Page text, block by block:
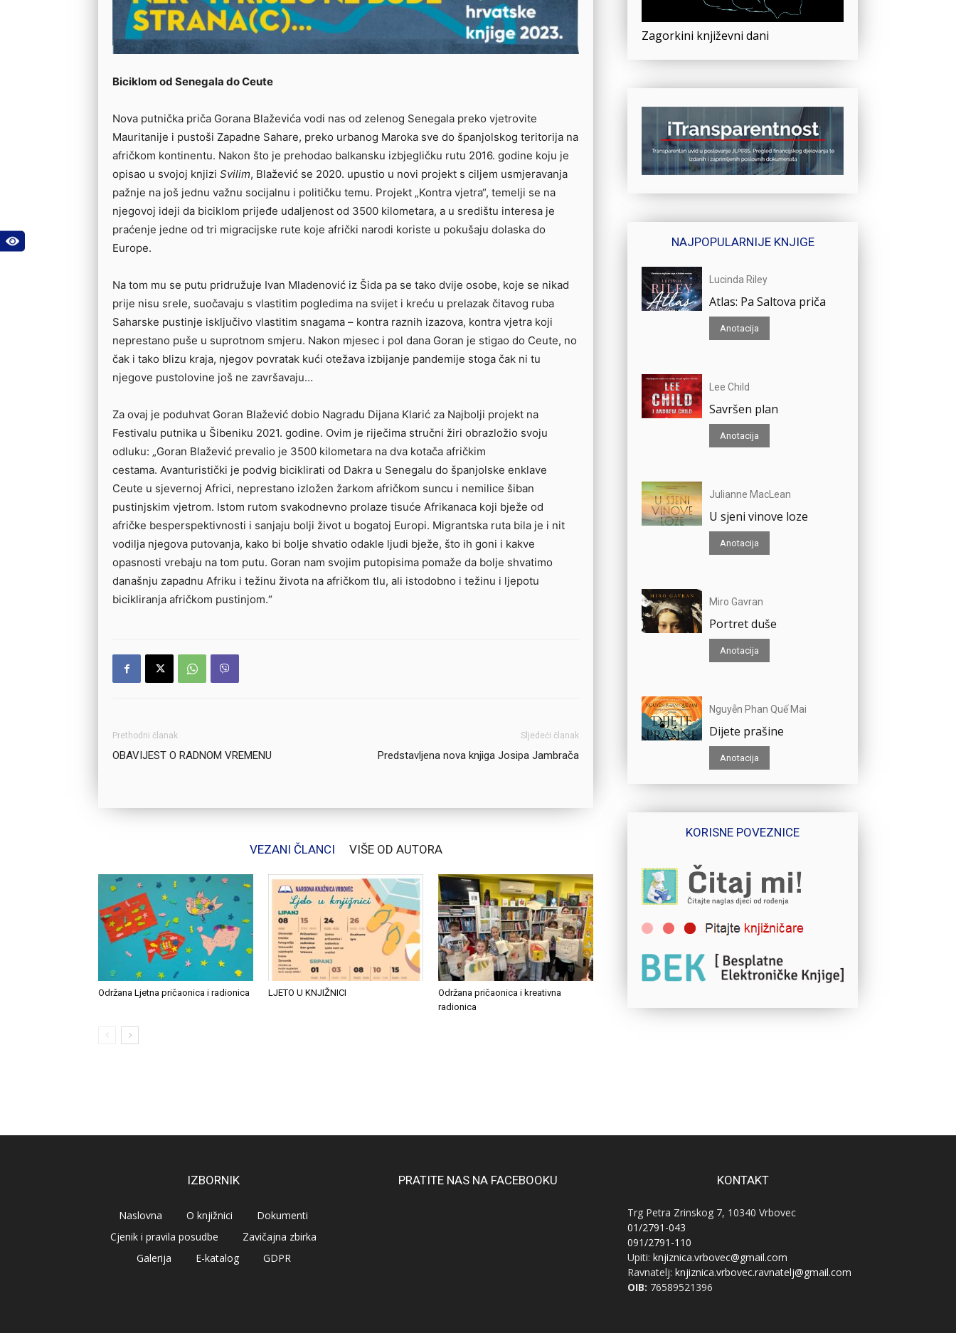
Biciklom od Senegala do Ceute
Nova putnička priča Gorana Blaževića vodi nas od zelenog Senegala preko vjetrovite
Mauritanije i pustoši Zapadne Sahare, preko urbanog Maroka sve do španjolskog teritorija na
afričkom kontinentu. Nakon što je prehodao balkansku izbjegličku rutu 2016. godine koju je
opisao u svojoj knjizi Svilim, Blažević se 2020. upustio u novi projekt s ciljem usmjeravanja
pažnje na još jednu važnu socijalnu i političku temu. Projekt „Kontra vjetra“, temelji se na
njegovoj ideji da biciklom prijeđe udaljenost od 3500 kilometara, a u središtu interesa je
praćenje jedne od tri migracijske rute koje afrički narodi koriste u pokušaju dolaska do
Europe.
Na tom mu se putu pridružuje Ivan Mladenović iz Šida pa se tako dvije osobe, koje se nikad
prije nisu srele, suočavaju s vlastitim pogledima na svijet i kreću u prelazak čitavog ruba
Saharske pustinje isključivo vlastitim snagama – kontra raznih izazova, kontra vjetra koji
neprestano puše u suprotnom smjeru. Nakon mjesec i pol dana Goran je stigao do Ceute, no
čak i tako blizu kraja, njegov povratak kući otežava izbijanje pandemije stoga čak ni tu
njegove pustolovine još ne završavaju…
Za ovaj je poduhvat Goran Blažević dobio Nagradu Dijana Klarić za Najbolji projekt na
Festivalu putnika u Šibeniku 2021. godine. Ovim je riječima stručni žiri obrazložio svoju
odluku: „Goran Blažević prevalio je 3500 kilometara na dva kotača afričkim
cestama. Avanturistički je podvig biciklirati od Dakra u Senegalu do španjolske enklave
Ceute u sjevernoj Africi, neprestano izložen žarkom afričkom suncu i nemilice šiban
pustinjskim vjetrom. Istom rutom svakodnevno prolaze tisuće Afrikanaca koji bježe od
afričke besperspektivnosti i sanjaju bolji život u bogatoj Europi. Migrantska ruta bila je i nit
vodilja njegova putovanja, kako bi bolje shvatio odakle ljudi bježe, što ih goni i kakve
opasnosti vrebaju na tom putu. Goran nam svojim putopisima pomaže da bolje shvatimo
današnju zapadnu Afriku i težinu života na afričkom tlu, ali istodobno i težinu i ljepotu
bicikliranja afričkom pustinjom.“
Prethodni članak
OBAVIJEST O RADNOM VREMENU
Sljedeći članak
Predstavljena nova knjiga Josipa Jambrača
VEZANI ČLANCI VIŠE OD AUTORA
Održana Ljetna pričaonica i radionica LJETO U KNJIŽNICI
Održana pričaonica i kreativna
radionica
Zagorkini književni dani
NAJPOPULARNIJE KNJIGE
Lucinda Riley
Atlas: Pa Saltova priča
Anotacija
Lee Child
Savršen plan
Anotacija
Julianne MacLean
U sjeni vinove loze
Anotacija
Miro Gavran
Portret duše
Anotacija
Nguyễn Phan Quế Mai
Dijete prašine
Anotacija
KORISNE POVEZNICE
IZBORNIK
Naslovna O knjižnici
Dokumenti
Cjenik i pravila posudbe
Zavičajna zbirka
Galerija
E-katalog GDPR
PRATITE NAS NA FACEBOOKU KONTAKT
Trg Petra Zrinskog 7, 10340 Vrbovec
01/2791-043
091/2791-110
Upiti: knjiznica.vrbovec@gmail.com
Ravnatelj: knjiznica.vrbovec.ravnatelj@gmail.com
OIB: 76589521396